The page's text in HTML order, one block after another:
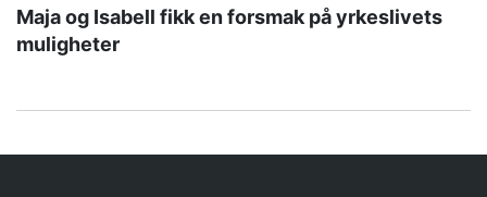
Maja og Isabell fikk en forsmak på yrkeslivets
muligheter